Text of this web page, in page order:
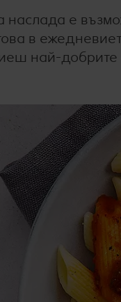
наслада е
в
най-добрите